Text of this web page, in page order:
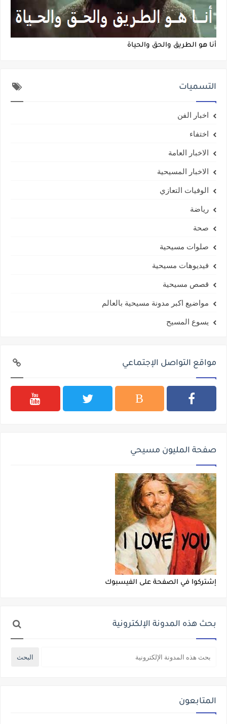
أنا هو الطريق والحق والحياة
التسميات
اخبار الفن
اختفاء
الاخبار العامة
الاخبار المسيحية
الوفيات التعازي
رياضة
صحة
صلوات مسيحية
فيديوهات مسيحية
قصص مسيحية
مواضيع اكبر مدونة مسيحية بالعالم
يسوع المسيح
مواقع التواصل الإجتماعي
صفحة المليون مسيحي
إشتركوا في الصفحة على الفيسبوك
بحث هذه المدونة الإلكترونية
المتابعون